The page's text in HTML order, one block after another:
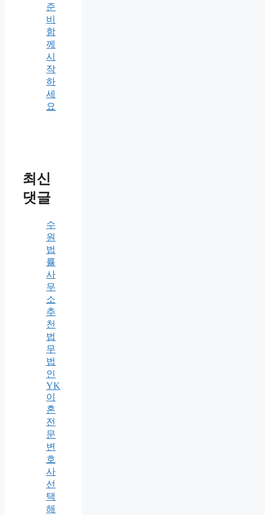
준
비
함
께
시
작
하
세
요
최신
댓글
수
원
법
률
사
무
소
추
천
법
무
법
인
YK
이
혼
전
문
변
호
사
선
택
해